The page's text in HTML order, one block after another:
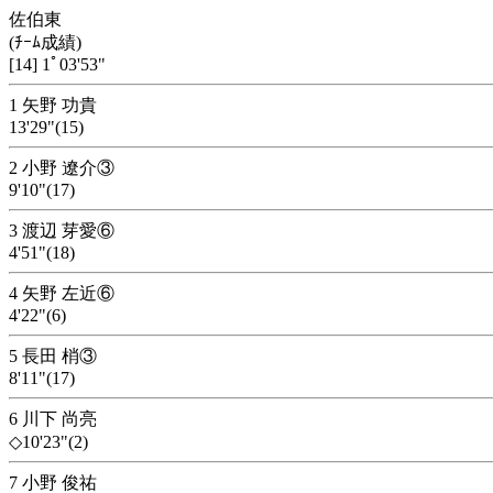
佐伯東
(ﾁｰﾑ成績)
[14] 1ﾟ03'53"
1 矢野 功貴
13'29"(15)
2 小野 遼介③
9'10"(17)
3 渡辺 芽愛⑥
4'51"(18)
4 矢野 左近⑥
4'22"(6)
5 長田 梢③
8'11"(17)
6 川下 尚亮
◇10'23"(2)
7 小野 俊祐